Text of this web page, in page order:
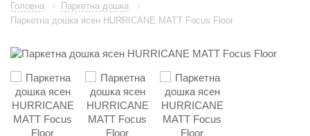
Головна
Паркетна дошка
Паркетна дошка ясен HURRICANE MATT Focus Floor